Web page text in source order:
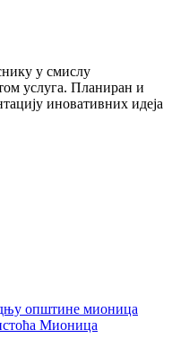
у смислу
услуга. Планиран и
иновативних идеја
општине мионица
Мионица